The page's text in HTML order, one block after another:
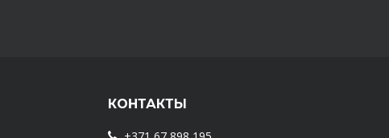
КОНТАКТЫ